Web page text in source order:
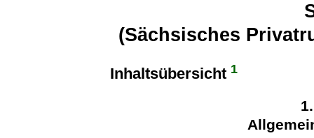
(Sächsisches
Inhaltsübersicht 1